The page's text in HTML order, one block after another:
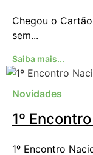
Chegou o
sem...
Saiba mais...
Novidades
1º
1º Encontro